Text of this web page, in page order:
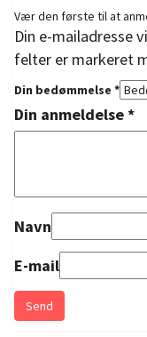
Vær den første til at
Din e-mailadresse
felter er markeret
Din bedømmelse *
Din anmeldelse*
Navn
E-mail